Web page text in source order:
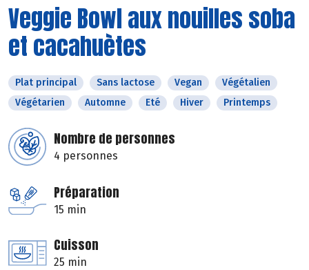
Veggie Bowl aux nouilles soba
et cacahuètes
Plat principal Sans lactose Vegan
Végétalien
Végétarien
Automne Eté Hiver Printemps
Nombre de personnes
4 personnes
Préparation
15 min
Cuisson
25 min